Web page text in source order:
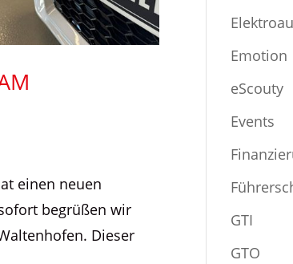
einen neuen
begrüßen wir
Dieser
Emotion
eScouty
Events
GTI
GTO